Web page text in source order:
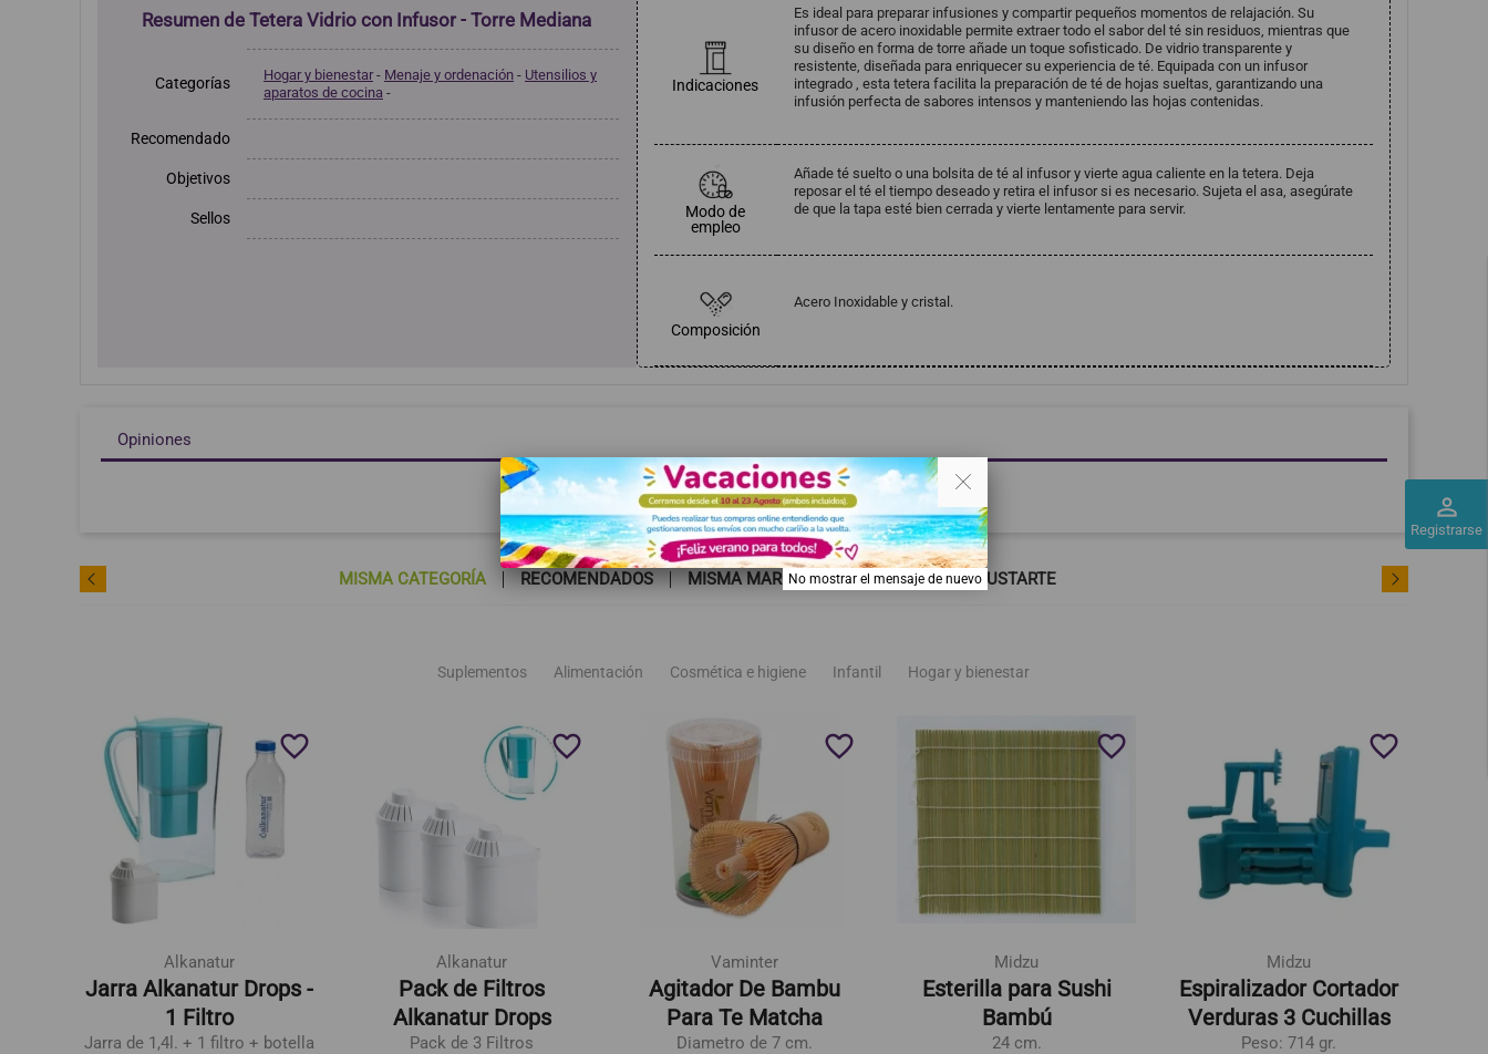
perm_identity
Registrarse
Resumen de Tetera Vidrio con Infusor - Torre Mediana
Categorías Hogar y bienestar - Menaje y ordenación - Utensilios y
aparatos de cocina -
Recomendado
Objetivos
Sellos
Indicaciones
Es ideal para preparar infusiones y compartir pequeños momentos de relajación. Su
infusor de acero inoxidable permite extraer todo el sabor del té sin residuos, mientras que
su diseño en forma de torre añade un toque sofisticado. De vidrio transparente y
resistente, diseñada para enriquecer su experiencia de té. Equipada con un infusor
integrado , esta tetera facilita la preparación de té de hojas sueltas, garantizando una
infusión perfecta de sabores intensos y manteniendo las hojas contenidas.
Modo de
empleo
Añade té suelto o una bolsita de té al infusor y vierte agua caliente en la tetera. Deja
reposar el té el tiempo deseado y retira el infusor si es necesario. Sujeta el asa, asegúrate
de que la tapa esté bien cerrada y vierte lentamente para servir.
Composición
Acero Inoxidable y cristal.
Opiniones
Haga clic aquí para dejar una opinión
MISMA CATEGORÍA RECOMENDADOS MISMA MARCA TAMBIÉN PODRÍA GUSTARTE
Suplementos Alimentación Cosmética e higiene Infantil Hogar y bienestar
Alkanatur
Jarra Alkanatur Drops -
1 Filtro
Jarra de 1,4l. + 1 filtro + botella
favorite_border
Alkanatur
Pack de Filtros
Alkanatur Drops
Pack de 3 Filtros
favorite_border
Vaminter
Agitador De Bambu
Para Te Matcha
Diametro de 7 cm.
favorite_border
Midzu
Esterilla para Sushi
Bambú
24 cm.
favorite_border
Midzu
Espiralizador Cortador
Verduras 3 Cuchillas
Peso: 714 gr.
favorite_border
. .
No mostrar el mensaje de nuevo